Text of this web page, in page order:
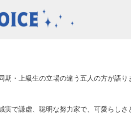
・上級生の立場の違う五人の方が語
で謙虚、聡明な努力家で、可愛らしさ